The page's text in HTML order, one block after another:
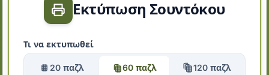
Εκτύπωση Σουντόκου
Τι να εκτυπωθεί
20 παζλ 60 παζλ 120 παζλ